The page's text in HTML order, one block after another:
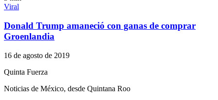
Viral
Donald Trump amaneció con ganas de comprar
Groenlandia
16 de agosto de 2019
Quinta Fuerza
Noticias de México, desde Quintana Roo